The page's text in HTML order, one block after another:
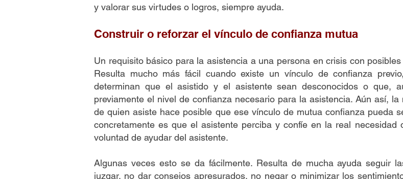
y valorar sus virtudes o logros, siempre ayuda.
Construir o reforzar el vínculo de confianza mutua
Un requisito básico para la asistencia a una persona en crisis con
Resulta mucho más fácil cuando existe un vínculo de confianza
determinan que el asistido y el asistente sean desconocidos o que,
previamente el nivel de confianza necesario para la asistencia. Aún así,
de quien asiste hace posible que ese vínculo de mutua confianza pueda
concretamente es que el asistente perciba y confíe en la real
voluntad de ayudar del asistente.
Algunas veces esto se da fácilmente. Resulta de mucha ayuda seguir
juzgar, no dar consejos apresurados, no negar o minimizar los